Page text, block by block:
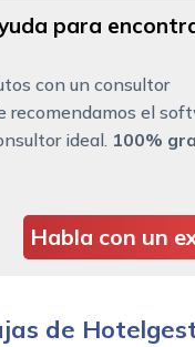
para
con un consultor
recomendamos el
ideal. 100%
Habla con un
de